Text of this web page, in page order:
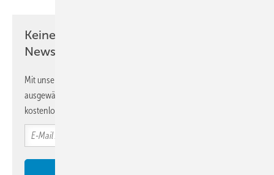
Keine Zeit? Kein Problem mit dem KK
Newsletter!
Mit unserem Newsletter erhalten Sie regelmäßig von uns
ausgewählte Informationen und Neuigkeiten, gebündelt und
kostenlos direkt ins Postfach.